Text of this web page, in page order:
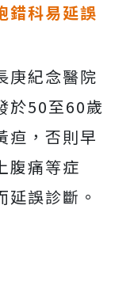
科易延誤
庚紀念醫院
於50至60歲
疸，否則早
腹痛等症
誤診斷。